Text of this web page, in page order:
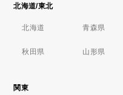
北海道/東北
北海道 青森県
秋田県 山形県
関東